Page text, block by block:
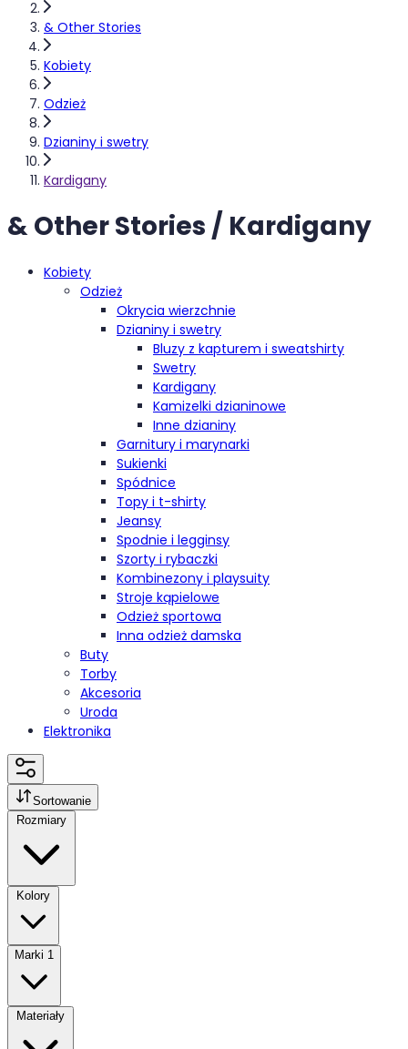
& Other Stories
Kobiety
Odzież
Dzianiny i swetry
Kardigany
& Other Stories / Kardigany
Kobiety
Odzież
Okrycia wierzchnie
Dzianiny i swetry
Bluzy z kapturem i sweatshirty
Swetry
Kardigany
Kamizelki dzianinowe
Inne dzianiny
Garnitury i marynarki
Sukienki
Spódnice
Topy i t-shirty
Jeansy
Spodnie i legginsy
Szorty i rybaczki
Kombinezony i playsuity
Stroje kąpielowe
Odzież sportowa
Inna odzież damska
Buty
Torby
Akcesoria
Uroda
Elektronika
Sortowanie
Rozmiary
Kolory
Marki 1
Materiały